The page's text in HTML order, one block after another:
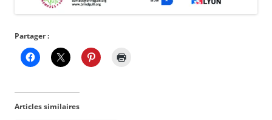
Partager :
Articles similaires